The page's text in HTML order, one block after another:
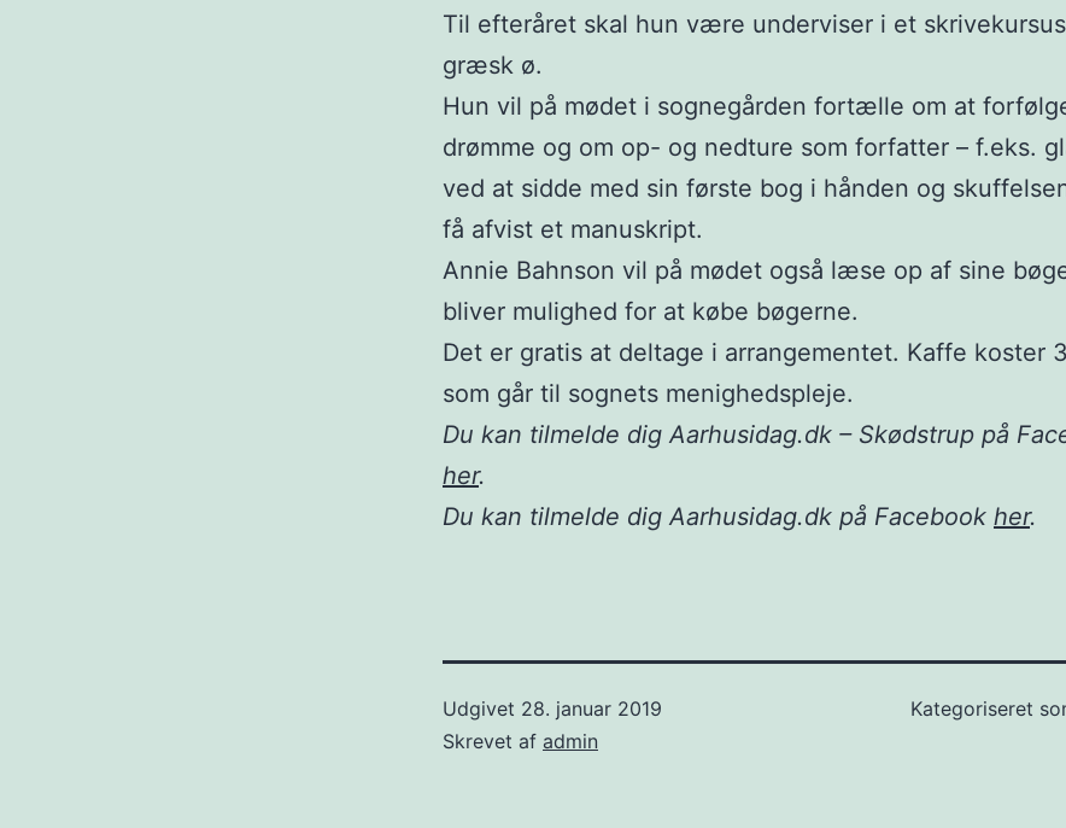
Til efteråret skal hun være underviser i et
græsk ø.
Hun vil på mødet i sognegården fortælle om at
drømme og om op- og nedture som forfatter – f.eks.
ved at sidde med sin første bog i hånden og
få afvist et manuskript.
Annie Bahnson vil på mødet også læse op af sine
bliver mulighed for at købe bøgerne.
Det er gratis at deltage i arrangementet. Kaffe koster
som går til sognets menighedspleje.
Du kan tilmelde dig Aarhusidag.dk – Skødstrup på
her.
Du kan tilmelde dig Aarhusidag.dk på Facebook her.
Udgivet 28. januar 2019
Skrevet af admin
Kategoriseret